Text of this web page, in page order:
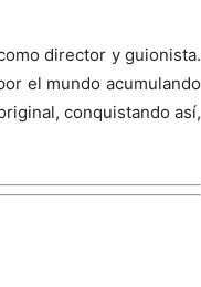
director y guionista.
el mundo acumulando
conquistando así,